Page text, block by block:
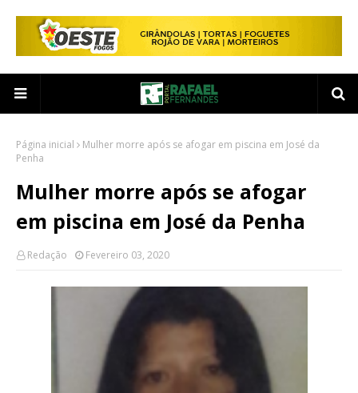
Página inicial
Mulher morre após se afogar em piscina em José da
Penha
Mulher morre após se afogar
em piscina em José da Penha
Redação Fevereiro 03, 2020